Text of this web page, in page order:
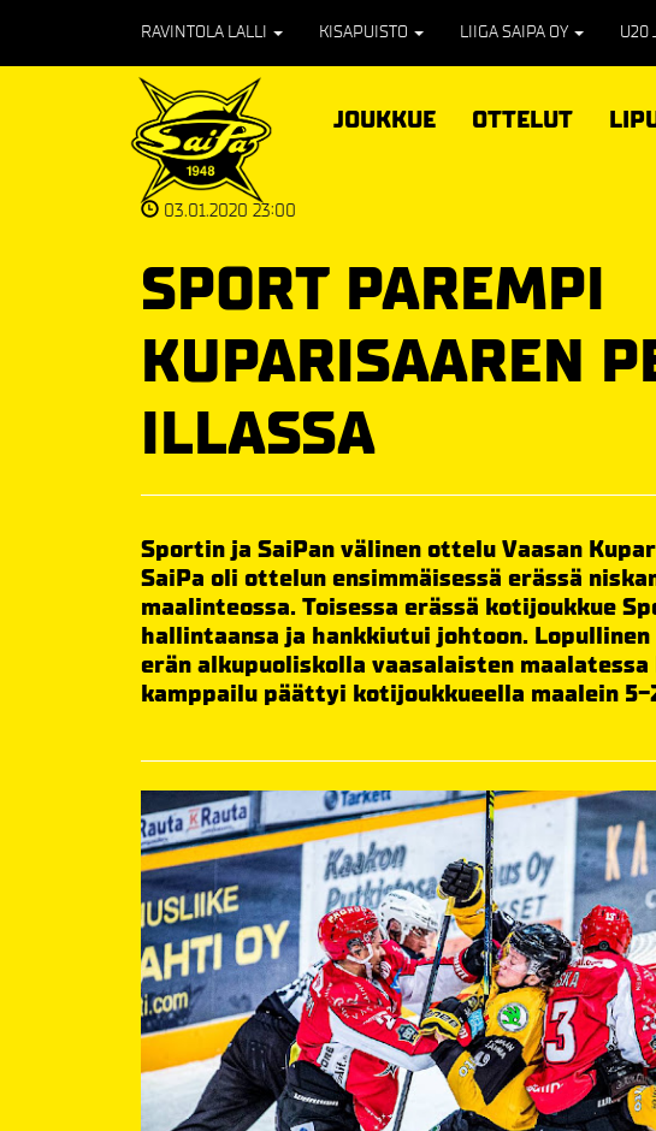
RAVINTOLA LALLI KISAPUISTO LIIGA SAIPA OY U20
JOUKKUE OTTELUT
03.01.2020 23:00
SPORT PAREMPI
KUPARISAAREN
ILLASSA
Sportin ja SaiPan välinen ottelu Vaasan
SaiPa oli ottelun ensimmäisessä erässä
maalinteossa. Toisessa erässä kotijoukkue
hallintaansa ja hankkiutui johtoon.
erän alkupuoliskolla vaasalaisten
kamppailu päättyi kotijoukkueella maalein 5-